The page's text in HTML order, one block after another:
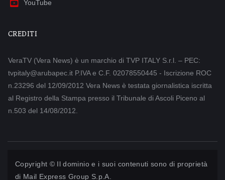
YouTube
CREDITI
VeraTV (Vera News) è un marchio di TVP ITALY S.r.l. – PEC:
tvpitaly@arubapec.it P.IVA e C.F. 02078550445 - Iscrizione ROC
n.23296 del 12/09/2012 Vera News è testata giornalistica iscritta
al Registro della Stampa presso il Tribunale di Ascoli Piceno al
n.503 del 14/08/2012.
Copyright © Il dominio e i suoi contenuti sono di proprietà
di Mail Express Group S.p.A.